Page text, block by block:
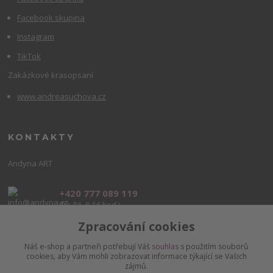
Facebook skupina
Instagram
TikTok
Zakázkové krasopsaní
www.andreasuchova.cz
KONTAKTY
Andyna ART
+420 777 089 119
(Po-Pá, 8-16 hod.)
info@andyna.czZpracování cookies
Náš e-shop a partneři potřebují Váš souhlas s použitím souborů
cookies, aby Vám mohli zobrazovat informace týkající se Vašich
zájmů.